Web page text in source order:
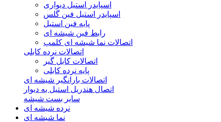
اسپایدر استیل دیواری
اسپایدر استیل فین گلس
پایه فین استیل
رابط فین شیشه ای
اتصالات نما شیشه ای کلمپ
اتصالات نرده کابلی
اتصالات کابل گیر
پایه نرده کابلی
اتصالات بارانگیر شیشه ای
اتصال هندریل استیل به دیوار
سایر بست شیشه
نرده شیشه ای
نما شیشه ای